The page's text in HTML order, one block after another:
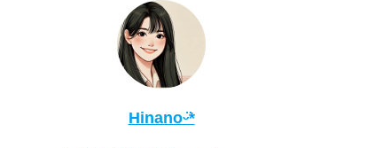
Hinanoᵕ̈*